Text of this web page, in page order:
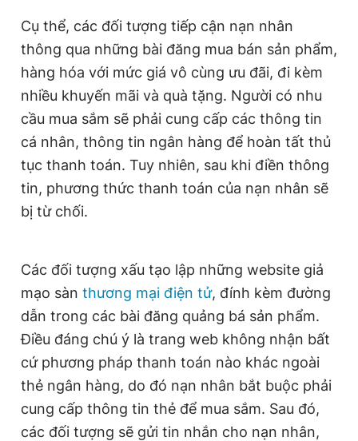
© 2003-2026 Bản quyền thuộc về Báo Thanh Niên. Cấm sao
chép dưới mọi hình thức nếu không có sự chấp thuận bằng văn
bản. Phát triển bởi ePi Technologies, JSC.
Cụ thể, các đối tượng tiếp cận nạn nhân
thông qua những bài đăng mua bán sản phẩm,
hàng hóa với mức giá vô cùng ưu đãi, đi kèm
nhiều khuyến mãi và quà tặng. Người có nhu
cầu mua sắm sẽ phải cung cấp các thông tin
cá nhân, thông tin ngân hàng để hoàn tất thủ
tục thanh toán. Tuy nhiên, sau khi điền thông
tin, phương thức thanh toán của nạn nhân sẽ
bị từ chối.
Các đối tượng xấu tạo lập những website giả
mạo sàn thương mại điện tử, đính kèm đường
dẫn trong các bài đăng quảng bá sản phẩm.
Điều đáng chú ý là trang web không nhận bất
cứ phương pháp thanh toán nào khác ngoài
thẻ ngân hàng, do đó nạn nhân bắt buộc phải
cung cấp thông tin thẻ để mua sắm. Sau đó,
các đối tượng sẽ gửi tin nhắn cho nạn nhân,